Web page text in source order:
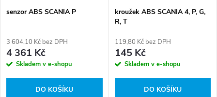
senzor ABS SCANIA P
3 604,10 Kč bez DPH
4 361 Kč
Skladem v e-shopu
DO KOŠÍKU
kroužek ABS SCANIA 4, P, G,
R, T
119,80 Kč bez DPH
145 Kč
Skladem v e-shopu
DO KOŠÍKU